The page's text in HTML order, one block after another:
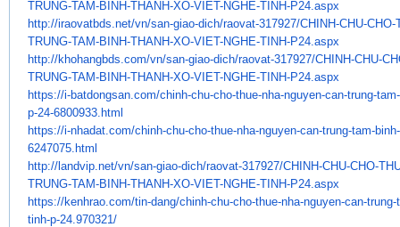
TRUNG-TAM-BINH-THANH-XO-VIET-NGHE-TINH-P24.aspx
http://iraovatbds.net/vn/san-giao-dich/raovat-317927/CHINH-CHU-CHO-
TRUNG-TAM-BINH-THANH-XO-VIET-NGHE-TINH-P24.aspx
http://khohangbds.com/vn/san-giao-dich/raovat-317927/CHINH-CHU-
TRUNG-TAM-BINH-THANH-XO-VIET-NGHE-TINH-P24.aspx
https://i-batdongsan.com/chinh-chu-cho-thue-nha-nguyen-can-trung-
p-24-6800933. html
https://i-nhadat.com/chinh-chu-cho-thue-nha-nguyen-can-trung-tam-
6247075.html
http://landvip.net/vn/san-giao-dich/raovat-317927/CHINH-CHU-CHO-
TRUNG-TAM-BINH-THANH-XO-VIET-NGHE-TINH-P24.aspx
https://kenhrao.com/tin-dang/chinh-chu-cho-thue-nha-nguyen-can-trung-
tinh-p-24.970321/